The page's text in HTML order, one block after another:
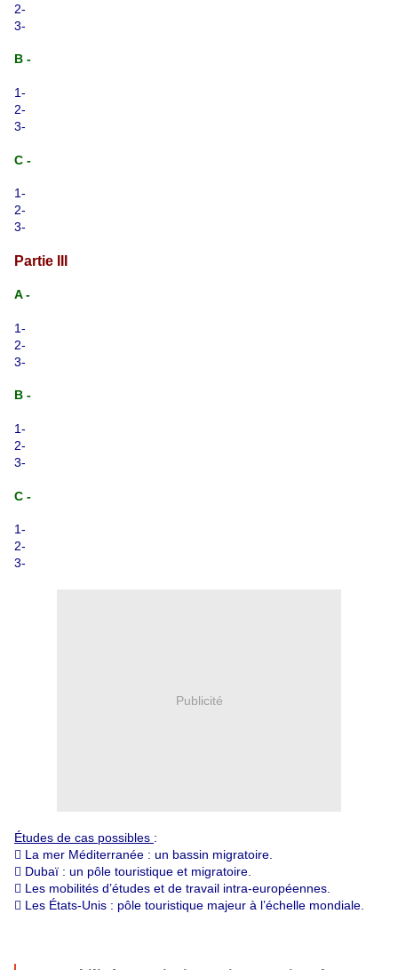
2-
3-
B -
1-
2-
3-
C -
1-
2-
3-
Partie III
A -
1-
2-
3-
B -
1-
2-
3-
C -
1-
2-
3-
Publicité
Études de cas possibles :
 La mer Méditerranée : un bassin migratoire.
 Dubaï : un pôle touristique et migratoire.
 Les mobilités d’études et de travail intra-européennes.
 Les États-Unis : pôle touristique majeur à l’échelle mondiale.